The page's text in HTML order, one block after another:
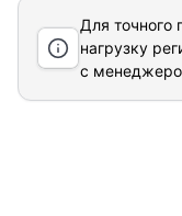
Для точного
нагрузку
с